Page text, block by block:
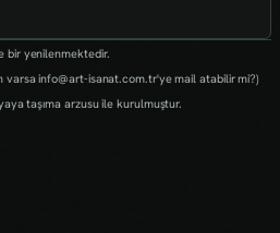
bir yenilenmektedir.
varsa info@art-isanat.com.tr'ye mail atabilir mi?)
taşıma arzusu ile kurulmuştur.